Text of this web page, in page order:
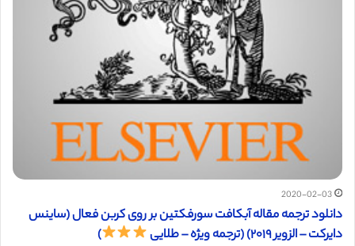
2020-02-03
دانلود ترجمه مقاله آبکافت سورفکتین بر روی کربن فعال (ساینس
دایرکت – الزویر ۲۰۱۹) (ترجمه ویژه – طلایی
)